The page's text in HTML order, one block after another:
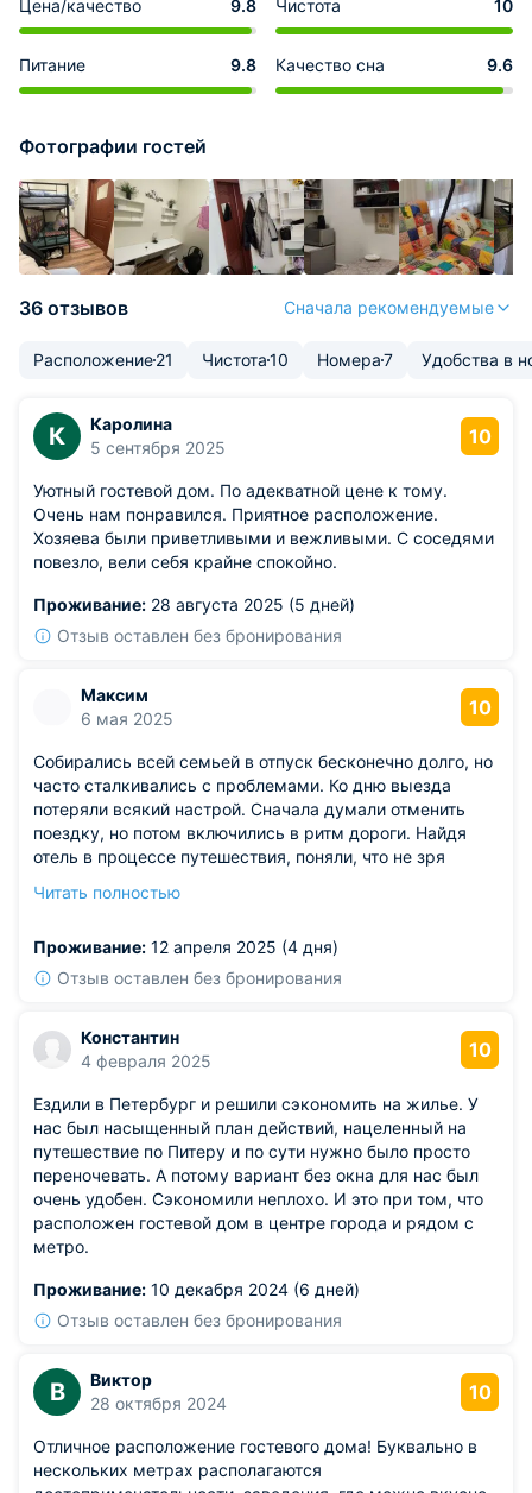
Цена/качество 9.8 Чистота 10
Питание 9.8 Качество сна 9.6
Фотографии гостей
36 отзывов Сначала рекомендуемые
Расположение21 Чистота10 Номера7 Удобства в
К
Каролина
5 сентября 2025
10
Уютный гостевой дом. По адекватной цене к тому.
Очень нам понравился. Приятное расположение.
Хозяева были приветливыми и вежливыми. С соседями
повезло, вели себя крайне спокойно.
Проживание: 28 августа 2025 (5 дней)
Отзыв оставлен без бронирования
Максим
6 мая 2025
10
Собирались всей семьей в отпуск бесконечно долго, но
часто сталкивались с проблемами. Ко дню выезда
потеряли всякий настрой. Сначала думали отменить
поездку, но потом включились в ритм дороги. Найдя
отель в процессе путешествия, поняли, что не зря
отношения к гостям выражено тёплое и
Читать полностью
Проживание: 12 апреля 2025 (4 дня)
Отзыв оставлен без бронирования
Константин
4 февраля 2025
10
Ездили в Петербург и решили сэкономить на жилье. У
нас был насыщенный план действий, нацеленный на
путешествие по Питеру и по сути нужно было просто
переночевать. А потому вариант без окна для нас был
очень удобен. Сэкономили неплохо. И это при том, что
расположен гостевой дом в центре города и рядом с
метро.
Проживание: 10 декабря 2024 (6 дней)
Отзыв оставлен без бронирования
В
Виктор
28 октября 2024
10
Отличное расположение гостевого дома! Буквально в
нескольких метрах располагаются